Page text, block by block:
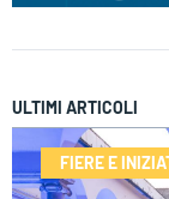
ULTIMI ARTICOLI
FIERE E